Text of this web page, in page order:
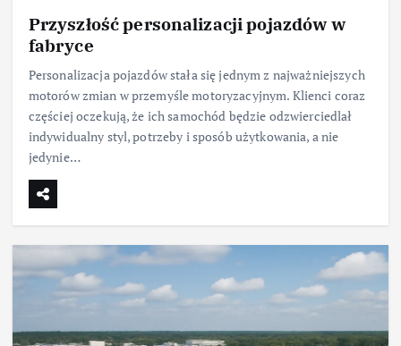
Przyszłość personalizacji pojazdów w
fabryce
Personalizacja pojazdów stała się jednym z najważniejszych
motorów zmian w przemyśle motoryzacyjnym. Klienci coraz
częściej oczekują, że ich samochód będzie odzwierciedlał
indywidualny styl, potrzeby i sposób użytkowania, a nie
jedynie…